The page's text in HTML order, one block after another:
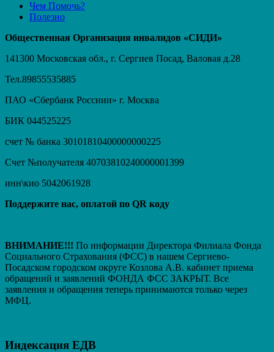
Чем Помочь?
Полезно
Общественная Организация инвалидов «СИДИ»
141300 Московская обл., г. Сергиев Посад, Валовая д.28
Тел.89855535885
ПАО «Сбербанк Россиии» г. Москва
БИК 044525225
счет № банка 30101810400000000225
Счет №получателя 40703810240000001399
инн\кио 5042061928
Поддержите нас, оплатой по QR коду
ВНИМАНИЕ!!! По информации Директора Филиала Фонда
Социального Страхования (ФСС) в нашем Сергиево-
Посадском городском округе Козлова А.В. кабинет приема
обращений и заявлений ФОНДА ФСС ЗАКРЫТ. Вcе
заявления и обращения теперь принимаются только через
МФЦ.
Индексация ЕДВ